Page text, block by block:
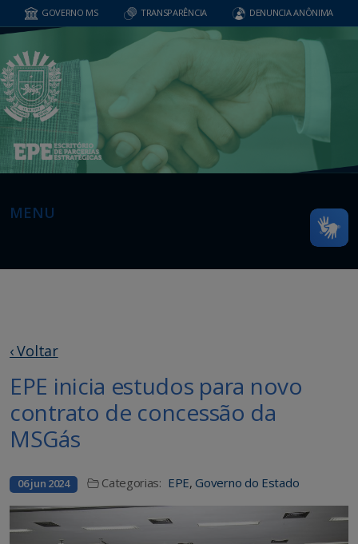
GOVERNO MS TRANSPARÊNCIA DENUNCIA ANÔNIMA
MENU
‹ Voltar
EPE inicia estudos para novo
contrato de concessão da
MSGás
06 jun 2024 Categorias: EPE, Governo do Estado